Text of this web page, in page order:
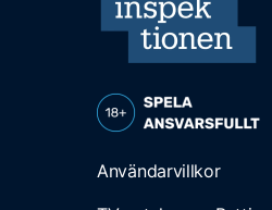
Användarvillkor